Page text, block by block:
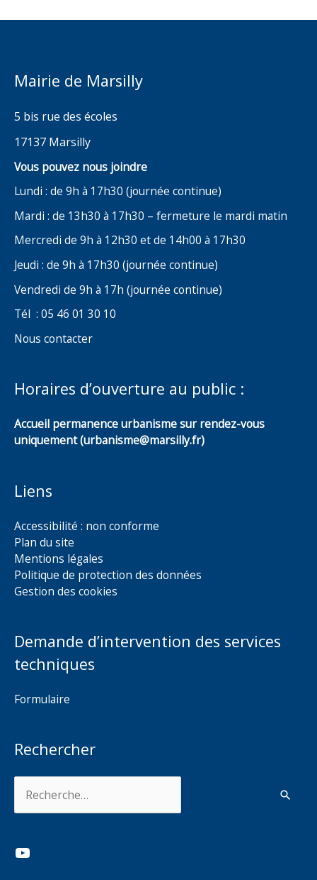
Mairie de Marsilly
5 bis rue des écoles
17137 Marsilly
Vous pouvez nous joindre
Lundi : de 9h à 17h30 (journée continue)
Mardi : de 13h30 à 17h30 – fermeture le mardi matin
Mercredi de 9h à 12h30 et de 14h00 à 17h30
Jeudi : de 9h à 17h30 (journée continue)
Vendredi de 9h à 17h (journée continue)
Tél : 05 46 01 30 10
Nous contacter
Horaires d’ouverture au public :
Accueil permanence urbanisme sur rendez-vous
uniquement (urbanisme@marsilly.fr)
Liens
Accessibilité : non conforme
Plan du site
Mentions légales
Politique de protection des données
Gestion des cookies
Demande d’intervention des services
techniques
Formulaire
Rechercher
YouTube